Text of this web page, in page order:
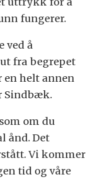
fungerer.
ved å
fra begrepet
en helt annen
Sindbæk.
om du
ånd. Det
Vi kommer
tid og våre